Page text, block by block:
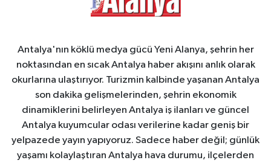
Antalya'nın köklü medya gücü Yeni Alanya, şehrin her
noktasından en sıcak Antalya haber akışını anlık olarak
okurlarına ulaştırıyor. Turizmin kalbinde yaşanan Antalya
son dakika gelişmelerinden, şehrin ekonomik
dinamiklerini belirleyen Antalya iş ilanları ve güncel
Antalya kuyumcular odası verilerine kadar geniş bir
yelpazede yayın yapıyoruz. Sadece haber değil; günlük
yaşamı kolaylaştıran Antalya hava durumu, ilçelerden